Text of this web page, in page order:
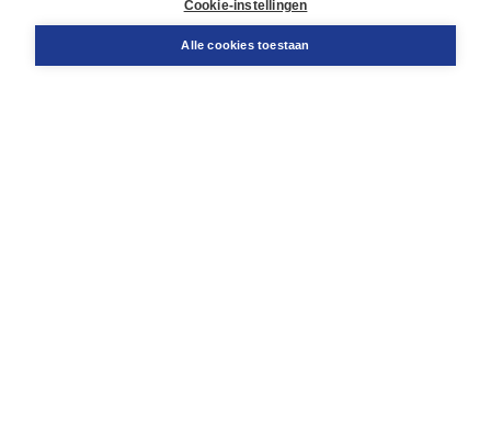
Cookie-instellingen
Alle cookies toestaan